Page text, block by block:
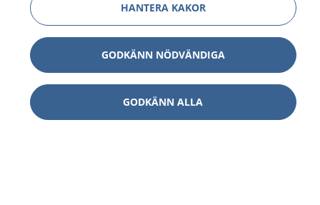
HANTERA KAKOR
GODKÄNN NÖDVÄNDIGA
GODKÄNN ALLA